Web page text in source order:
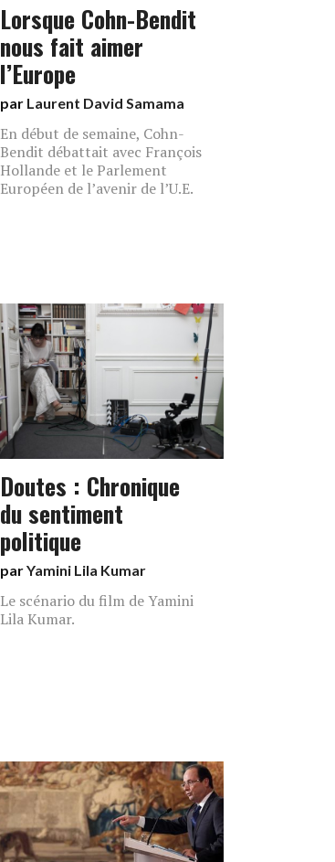
Lorsque Cohn-Bendit
nous fait aimer
l’Europe
par Laurent David Samama
En début de semaine, Cohn-
Bendit débattait avec François
Hollande et le Parlement
Européen de l’avenir de l’U.E.
Doutes : Chronique
du sentiment
politique
parYamini Lila Kumar
Le scénario du film de Yamini
Lila Kumar.